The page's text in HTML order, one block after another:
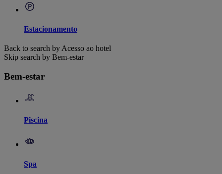
Estacionamento
Back to search by Acesso ao hotel
Skip search by Bem-estar
Bem-estar
Piscina
Spa